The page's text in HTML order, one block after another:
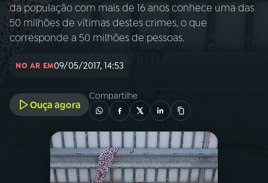
01INÍCIO
A RÁDIO
PROGRAMAÇÃO
PROGRAMAS
PODCASTS
da população com mais de 16 anos conhece uma das
50 milhões de vítimas destes crimes, o que
corresponde a 50 milhões de pessoas.
NO AR EM09/05/2017, 14:53
Ouça agora
Compartilhe